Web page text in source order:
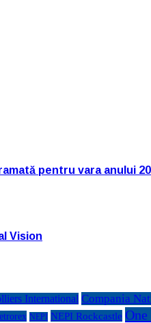
pentru vara anului
Vision
International Compania
NEPI NEPI Rockcastle